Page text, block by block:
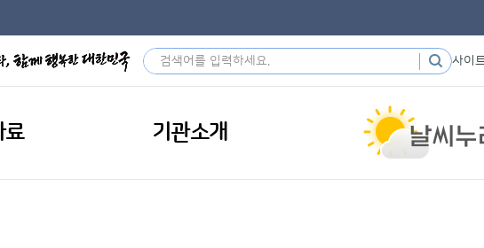
사이
료 기관소개